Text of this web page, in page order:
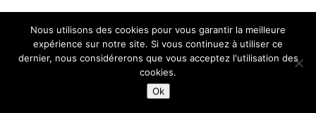
Nous utilisons des cookies pour vous garantir la meilleure
expérience sur notre site. Si vous continuez à utiliser ce
dernier, nous considérerons que vous acceptez l'utilisation des
cookies.
Ok